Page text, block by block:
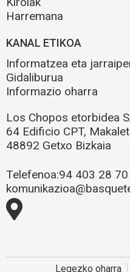
Harremana
KANAL ETIKOA
Informatzea eta
Gidaliburua
Informazio oharra
Los Chopos etorbidea
64 Edificio CPT,
48892 Getxo Bizkaia
Telefenoa:94 403 28 70
Legezko oharra